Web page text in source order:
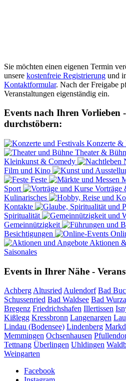
Sie möchten einen eigenen Termin
unsere kostenfreie Registrierung und
Kontaktformular. Nach der Freigabe
Veranstaltungen eigenständig ein.
Events nach Ihren Vorlieben
durchstöbern:
Konzerte &
Theater &
Kleinkunst & Comedy
Film und Kino
Feste
Sport
Vorträge
Kulinarisches
Kontakte
Spiritualität
Gemeinnützigkeit
Besichtigungen
Aktionen
Saisonales
Events in Ihrer Nähe -
AchbergAltusriedAulendorf Bad
Schussenried Bad Waldsee Bad
Bregenz Friedrichshafen Illertissen
Kißlegg Kressbronn Langenargen
Lindau (Bodensee) Lindenberg
Memmingen Ochsenhausen
Tettnang Überlingen Uhldingen
Weingarten
Facebook